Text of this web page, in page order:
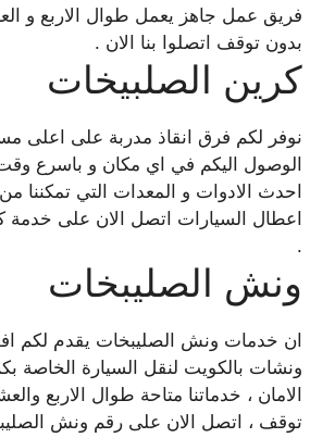
فريق عمل جاهز يعمل طوال الاربع و
بدون توقف اتصلوا بنا الان .
كرين الصلبيخات
نوفر لكم فرق انقاذ مدربة على اعلى
الوصول اليكم في اي مكان و باسرع
احدث الادوات و المعدات التي تمكننا
اعطال السيارات اتصل الان على خدمة
.
ونش الصليبخات
ان خدمات ونش الصليبخات يقدم لكم
ونشات بالكويت لنقل السيارة الخاصة
الامان ، خدماتنا متاحة طوال الاربع
توقف ، اتصل الان على رقم ونش